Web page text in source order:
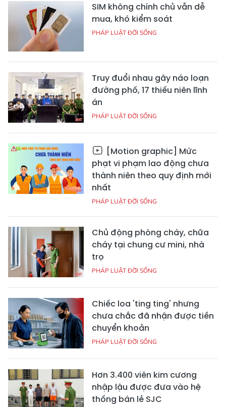
SIM không chính chủ vẫn dễ
mua, khó kiểm soát
PHÁP LUẬT ĐỜI SỐNG
Truy đuổi nhau gây náo loạn
đường phố, 17 thiếu niên lĩnh
án
PHÁP LUẬT ĐỜI SỐNG
[Motion graphic] Mức
phạt vi phạm lao động chưa
thành niên theo quy định mới
nhất
PHÁP LUẬT ĐỜI SỐNG
Chủ động phòng cháy, chữa
cháy tại chung cư mini, nhà
trọ
PHÁP LUẬT ĐỜI SỐNG
Chiếc loa 'ting ting' nhưng
chưa chắc đã nhận được tiền
chuyển khoản
PHÁP LUẬT ĐỜI SỐNG
Hơn 3.400 viên kim cương
nhập lậu được đưa vào hệ
thống bán lẻ SJC